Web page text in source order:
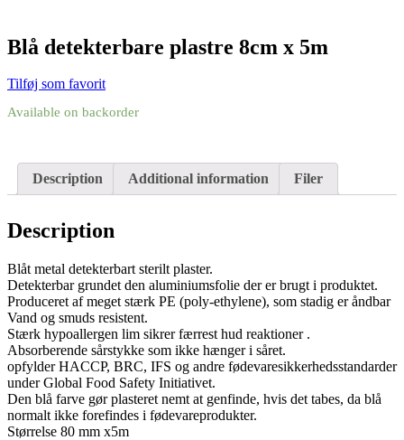
Blå detekterbare plastre 8cm x 5m
Tilføj som favorit
Available on backorder
Description Additional information Filer
Description
Blåt metal detekterbart sterilt plaster.
Detekterbar grundet den aluminiumsfolie der er brugt i produktet.
Produceret af meget stærk PE (poly-ethylene), som stadig er åndbar
Vand og smuds resistent.
Stærk hypoallergen lim sikrer færrest hud reaktioner .
Absorberende sårstykke som ikke hænger i såret.
opfylder HACCP, BRC, IFS og andre fødevaresikkerhedsstandarder
under Global Food Safety Initiativet.
Den blå farve gør plasteret nemt at genfinde, hvis det tabes, da blå
normalt ikke forefindes i fødevareprodukter.
Størrelse 80 mm x5m